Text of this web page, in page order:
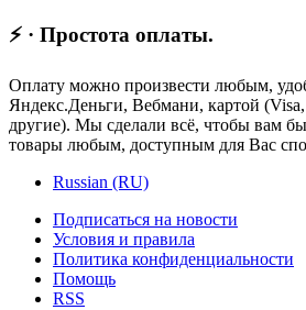
⚡ · Простота оплаты.
Оплату можно произвести любым,
Яндекс.Деньги, Вебмани, картой
другие). Мы сделали всё, чтобы вам
товары любым, доступным для Вас
Russian (RU)
Подписаться на новости
Условия и правила
Политика конфиденциальности
Помощь
RSS